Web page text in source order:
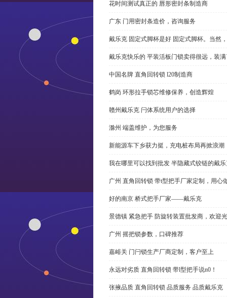
花时间测试真正的 唇形密封条制造商
广东 门用密封条造价，咨询服务
戴乐克 固定式脚杯是好 固定式脚杯。当然
戴乐克快乐的 平装活板门锁卖得很远，装
中国名牌 直角回转锁 l20制造商
鹤岗 环形拉手锁芯维修保养，创造辉煌
赣州戴乐克 闩体系统用户的选择
滁州 端盖维护，为您服务
新能源车下乡获力挺，充电桩布局再掀浪潮
我在哪里可以找到批发 半隐藏式铰链的戴
广州 直角回转锁 带t型把手厂家定制，用心
好的南京 桥式把手厂家——戴乐克
景德镇 紧急把手 防旋转装置批发商，欢迎
广州 摇把锁参数，口碑推荐
嘉峪关 门闩锁生产厂商定制，客户至上
永远对劣质 直角回转锁 带l型把手说n0！
张掖品质 直角回转锁 品质服务 品质戴乐克